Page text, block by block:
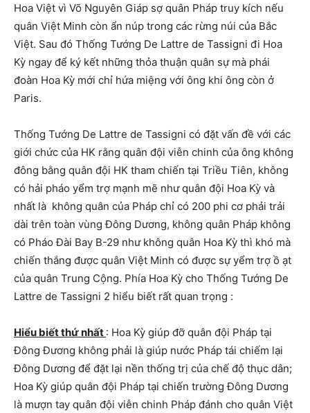
Hoa Việt vì Võ Nguyên Giáp sợ quân Pháp truy kích nếu
quân Việt Minh còn ẩn núp trong các rừng núi của Bắc
Việt. Sau đó Thống Tướng De Lattre de Tassigni đi Hoa
Kỳ ngay để ký kết những thỏa thuận quân sự mà phái
đoàn Hoa Kỳ mới chỉ hứa miệng với ông khi ông còn ở
Paris.
Thống Tướng De Lattre de Tassigni có đặt vấn đề với các
giới chức của HK rằng quân đội viễn chinh của ông không
đông bằng quân đội HK tham chiến tại Triều Tiên, không
có hải pháo yểm trợ mạnh mẽ như quân đội Hoa Kỳ và
nhất là không quân của Pháp chỉ có 200 phi cơ phải trải
dài trên toàn vùng Đông Dương, không quân Pháp không
có Pháo Đài Bay B-29 như không quân Hoa Kỳ thì khó mà
chiến thắng được quân Việt Minh có được sự yểm trợ ồ ạt
của quân Trung Cộng. Phía Hoa Kỳ cho Thống Tướng De
Lattre de Tassigni 2 hiểu biết rất quan trọng :
Hiểu biết thứ nhất : Hoa Kỳ giúp đỡ quân đội Pháp tại
Đông Đương không phải là giúp nước Pháp tái chiếm lại
Đông Dương để đặt lại nền thống trị của chế độ thục dân;
Hoa Kỳ giúp quân đội Pháp tại chiến trường Đông Dương
là mượn tay quân đội viễn chinh Pháp đánh cho quân Việt